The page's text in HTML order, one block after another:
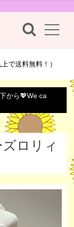
で送料無料！）
から💖We ca
ロリィ